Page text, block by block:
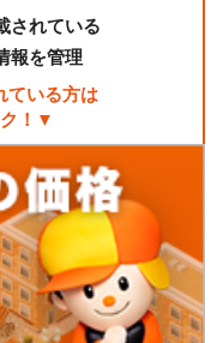
されている
報を管理
ている方は
！▼